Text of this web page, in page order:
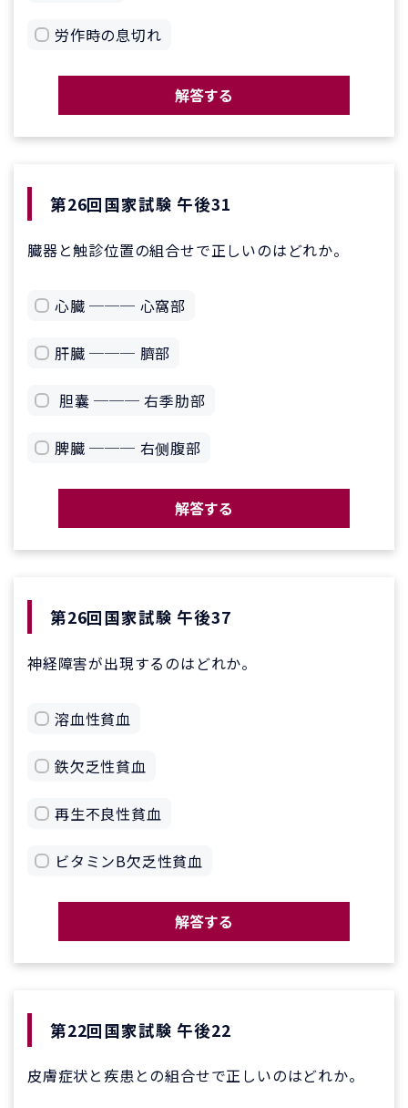
労作時の息切れ
解答する
第26回国家試験 午後31
臓器と触診位置の組合せで正しいのはどれか。
心臓 ─── 心窩部
肝臓 ─── 臍部
胆囊 ─── 右季肋部
脾臓 ─── 右侧腹部
解答する
第26回国家試験 午後37
神経障害が出現するのはどれか。
溶血性貧血
鉄欠乏性貧血
再生不良性貧血
ビタミンB欠乏性貧血
解答する
第22回国家試験 午後22
皮膚症状と疾患との組合せで正しいのはどれか。